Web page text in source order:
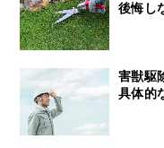
後悔し
害獣駆
具体的